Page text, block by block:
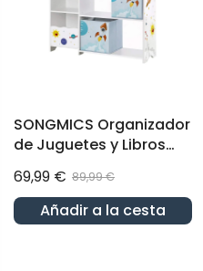
SONGMICS Organizador
de Juguetes y Libros
de Almacenamiento
69,99 € 89,99 €
Añadir a la cesta